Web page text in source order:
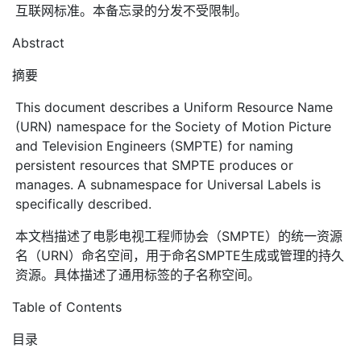
互联网标准。本备忘录的分发不受限制。
Abstract
摘要
This document describes a Uniform Resource Name
(URN) namespace for the Society of Motion Picture
and Television Engineers (SMPTE) for naming
persistent resources that SMPTE produces or
manages. A subnamespace for Universal Labels is
specifically described.
本文档描述了电影电视工程师协会（SMPTE）的统一资源
名（URN）命名空间，用于命名SMPTE生成或管理的持久
资源。具体描述了通用标签的子名称空间。
Table of Contents
目录